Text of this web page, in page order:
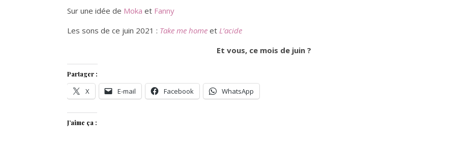
Sur une idée de Moka et Fanny
Les sons de ce juin 2021 : Take me home et L’acide
Et vous, ce mois de juin ?
Partager :
X E-mail Facebook WhatsApp
J’aime ça :